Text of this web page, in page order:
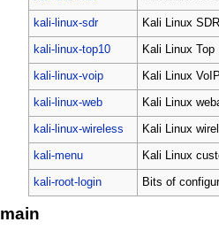
kali-linux-sdr Kali Linux
kali-linux-top10 Kali Linux Top
kali-linux-voip Kali Linux
kali-linux-web Kali Linux
kali-linux-wireless Kali Linux
kali-menu Kali Linux
kali-root-login Bits of
main